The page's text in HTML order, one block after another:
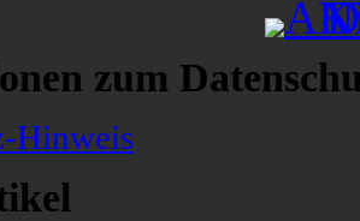
zum
Hinweis